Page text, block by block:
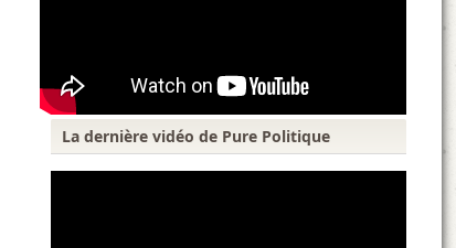
La dernière vidéo de Pure Politique